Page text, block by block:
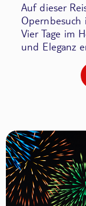
Auf dieser
Opernbesuch
Vier Tage im
und Eleganz